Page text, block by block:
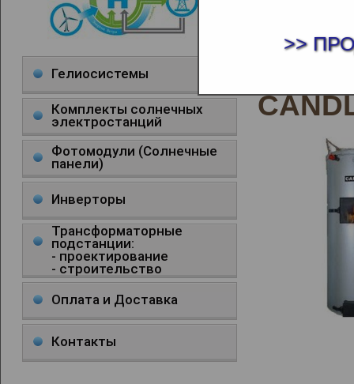
Гелиосистемы
Комплекты солнечных
электростанций
Фотомодули (Солнечные
панели)
Инверторы
Трансформаторные
подстанции:
- проектирование
- строительство
Оплата и Доставка
Контакты
>>